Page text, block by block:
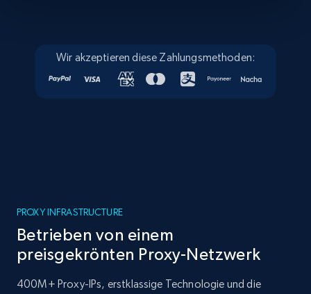
Wir akzeptieren diese Zahlungsmethoden:
PROXY INFRASTRUCTURE
Betrieben von einem
preisgekrönten Proxy-Netzwerk
400M+ Proxy-IPs, erstklassige Technologie und die